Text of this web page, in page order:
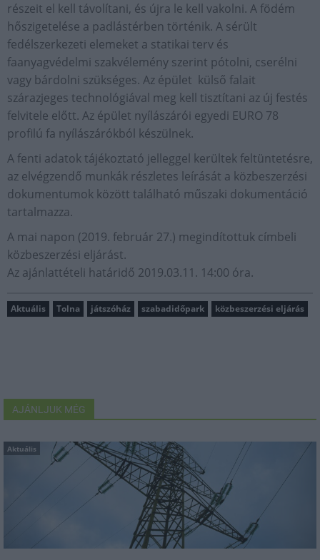
részeit el kell távolítani, és újra le kell vakolni. A födém
hőszigetelése a padlástérben történik. A sérült
fedélszerkezeti elemeket a statikai terv és
faanyagvédelmi szakvélemény szerint pótolni, cserélni
vagy bárdolni szükséges. Az épület külső falait
szárazjeges technológiával meg kell tisztítani az új festés
felvitele előtt. Az épület nyílászárói egyedi EURO 78
profilú fa nyílászárókból készülnek.
A fenti adatok tájékoztató jelleggel kerültek feltüntetésre,
az elvégzendő munkák részletes leírását a közbeszerzési
dokumentumok között található műszaki dokumentáció
tartalmazza.
A mai napon (2019. február 27.) megindítottuk címbeli
közbeszerzési eljárást.
Az ajánlattételi határidő 2019.03.11. 14:00 óra.
Aktuális Tolna játszóház szabadidőpark közbeszerzési eljárás
AJÁNLJUK MÉG
Aktuális